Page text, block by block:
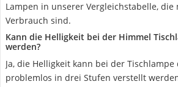
Lampen in unserer Vergleichstabelle,
Verbrauch sind.
Kann die Helligkeit bei der Himmel
werden?
Ja, die Helligkeit kann bei der
problemlos in drei Stufen verstellt